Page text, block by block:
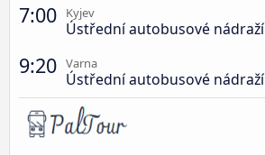
7:00 Kyjev
Ústřední autobusové nádraží
9:20 Varna
Ústřední autobusové nádraží